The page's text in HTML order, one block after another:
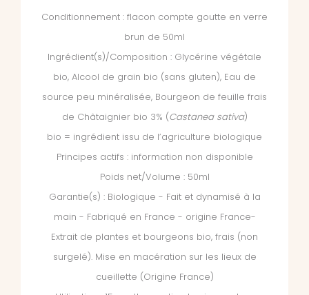
Conditionnement : flacon compte goutte en verre
brun de 50ml
Ingrédient(s)/Composition : Glycérine végétale
bio, Alcool de grain bio (sans gluten), Eau de
source peu minéralisée, Bourgeon de feuille frais
de Châtaignier bio 3% (Castanea sativa)
bio = ingrédient issu de l’agriculture biologique
Principes actifs : information non disponible
Poids net/Volume : 50ml
Garantie(s) : Biologique - Fait et dynamisé à la
main - Fabriqué en France - origine France-
Extrait de plantes et bourgeons bio, frais (non
surgelé). Mise en macération sur les lieux de
cueillette (Origine France)